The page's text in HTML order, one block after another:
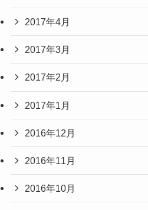
2017年4月
2017年3月
2017年2月
2017年1月
2016年12月
2016年11月
2016年10月